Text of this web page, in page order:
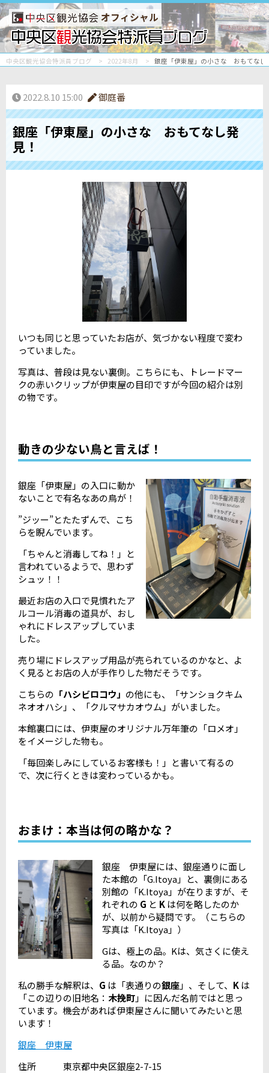
オフィシャル
中央区観光協会特派員ブログ 2022年8月 銀座「伊東屋」の小さな おもてなし
2022.8.10 15:00 御庭番
銀座「伊東屋」の小さな おもてなし発
見！
いつも同じと思っていたお店が、気づかない程度で変わ
っていました。
写真は、普段は見ない裏側。こちらにも、トレードマー
クの赤いクリップが伊東屋の目印ですが今回の紹介は別
の物です。
動きの少ない鳥と言えば！
銀座「伊東屋」の入口に動か
ないことで有名なあの鳥が！
”ジッー”とたたずんで、こち
らを睨んでいます。
「ちゃんと消毒してね！」と
言われているようで、思わず
シュッ！！
最近お店の入口で見慣れたア
ルコール消毒の道具が、おし
ゃれにドレスアップしていま
した。
売り場にドレスアップ用品が売られているのかなと、よ
く見るとお店の人が手作りした物だそうです。
こちらの 「ハシビロコウ」 の他にも、「サンショクキム
ネオオハシ」、「クルマサカオウム」がいました。
本館裏口には、伊東屋のオリジナル万年筆の「ロメオ」
をイメージした物も。
「毎回楽しみにしているお客様も！」と書いて有るの
で、次に行くときは変わっているかも。
おまけ：本当は何の略かな？
銀座 伊東屋には、銀座通りに面し
た本館の「G.Itoya」と、裏側にある
別館の「K.Itoya」が在りますが、そ
れぞれの G と K は何を略したのか
が、以前から疑問です。（こちらの
写真は「K.Itoya」）
Gは、極上の品。Kは、気さくに使え
る品。なのか？
私の勝手な解釈は、 G は「表通りの銀座」、そして、 K は
「この辺りの旧地名： 木挽町」に因んだ名前ではと思っ
ています。機会があれば伊東屋さんに聞いてみたいと思
います！
銀座 伊東屋
住所 東京都中央区銀座2-7-15